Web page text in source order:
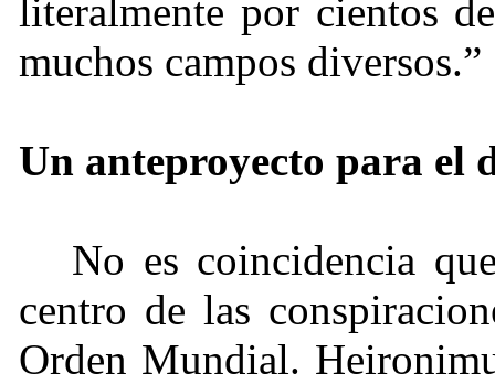
literalmente por cientos
muchos campos diversos.”
Un anteproyecto para el
No es coincidencia
centro de las
Orden Mundial.